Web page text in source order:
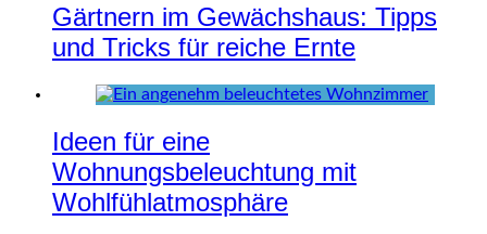
Gärtnern im Gewächshaus: Tipps
und Tricks für reiche Ernte
Ideen für eine
Wohnungsbeleuchtung mit
Wohlfühlatmosphäre